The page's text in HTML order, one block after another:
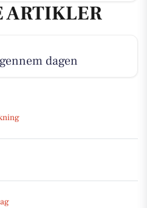
ARTIKLER
dagen